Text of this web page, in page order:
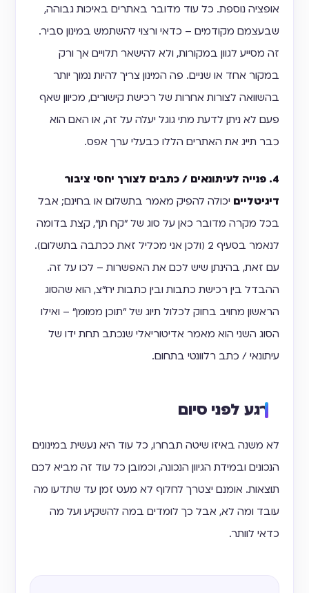
אופציה נוספת. כל עוד מדובר באתרים באיכות גבוהה,
שבעצמם מקודמים – כדאי ורצוי להשתמש במינון סביר.
זה מסייע לגוון במקורות, ולא להישאר תלויים אך ורק
במקור אחד או שניים. פה המינון צריך להיות נמוך יותר
בהשוואה לצורות אחרות של רכישת קישורים, מכיוון שאף
פעם לא ניתן לדעת מתי גוגל יעלה על זה, או האם הוא
כבר תייג את האתרים הללו כבעלי ערך אפס.
4. פנייה לעיתונאים / כתבים לצורך יחסי ציבור
דיגיטליים יכולה להפיק מאמר בתשלום או בחינם; אבל
בכל מקרה מדובר כאן על סוג של "קח תן", קצת בדומה
לנאמר בסעיף 2 (ולכן אני מכליל זאת ככתבה בתשלום).
עם זאת, בהינתן שיש לכם את האפשרות – לכו על זה.
ההבדל בין רכישת כתבות ובין כתבות יח"צ, הוא שהסוג
הראשון מחויב בחוק לכלול תיוג של "תוכן ממומן" – ואילו
הסוג השני הוא מאמר אדיטוריאלי שנכתב תחת ידו של
עיתונאי / כתב רלוונטי בתחום.
רגע לפני סיום
לא משנה באיזו שיטה תבחרו, כל עוד היא נעשית במינונים
הנכונים ובמידת הגיוון הנכונה, וכמובן כל עוד זה מביא לכם
תוצאות. אומנם יצטרך לחלוף לא מעט זמן עד שתדעו מה
עובד ומה לא, אבל כך לומדים במה להשקיע ועל מה
כדאי לוותר.